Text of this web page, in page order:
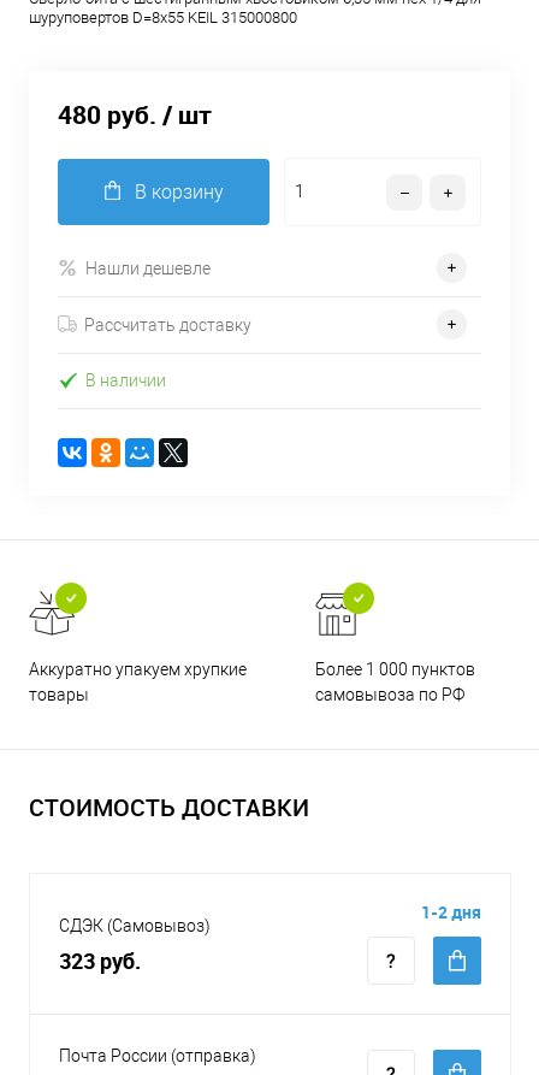
шуруповертов D=8х55 KEIL 315000800
480 руб. / шт
В корзину
Нашли дешевле
Рассчитать доставку
В наличии
Аккуратно упакуем хрупкие
товары
Более 1 000 пунктов
самовывоза по РФ
СТОИМОСТЬ ДОСТАВКИ
СДЭК (Самовывоз)
323 руб.
1-2 дня
Почта России (отправка)